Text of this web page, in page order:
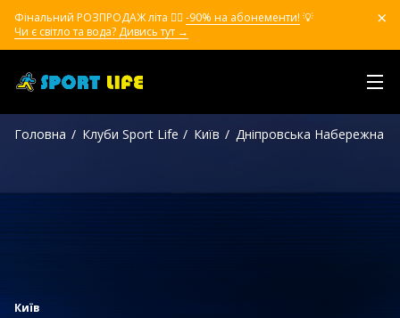
Фінальний РОЗПРОДАЖ літа ❤️‍🔥 -90% на абонементи! 💡
Чи є світло та вода? Дивись тут →
Головна Клуби Sport Life Київ Дніпровська Набережна
Київ